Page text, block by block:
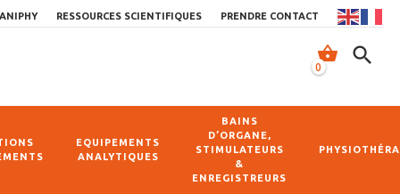
0
shopping_basket search
RESSOURCES SCIENTIFIQUES PRENDRE CONTACT
EQUIPEMENTS
ANALYTIQUES
BAINS
D’ORGANE,
STIMULATEURS
&
ENREGISTREURS